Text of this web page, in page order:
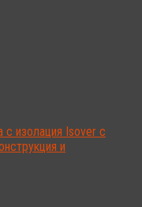
с изолация Isover с
и